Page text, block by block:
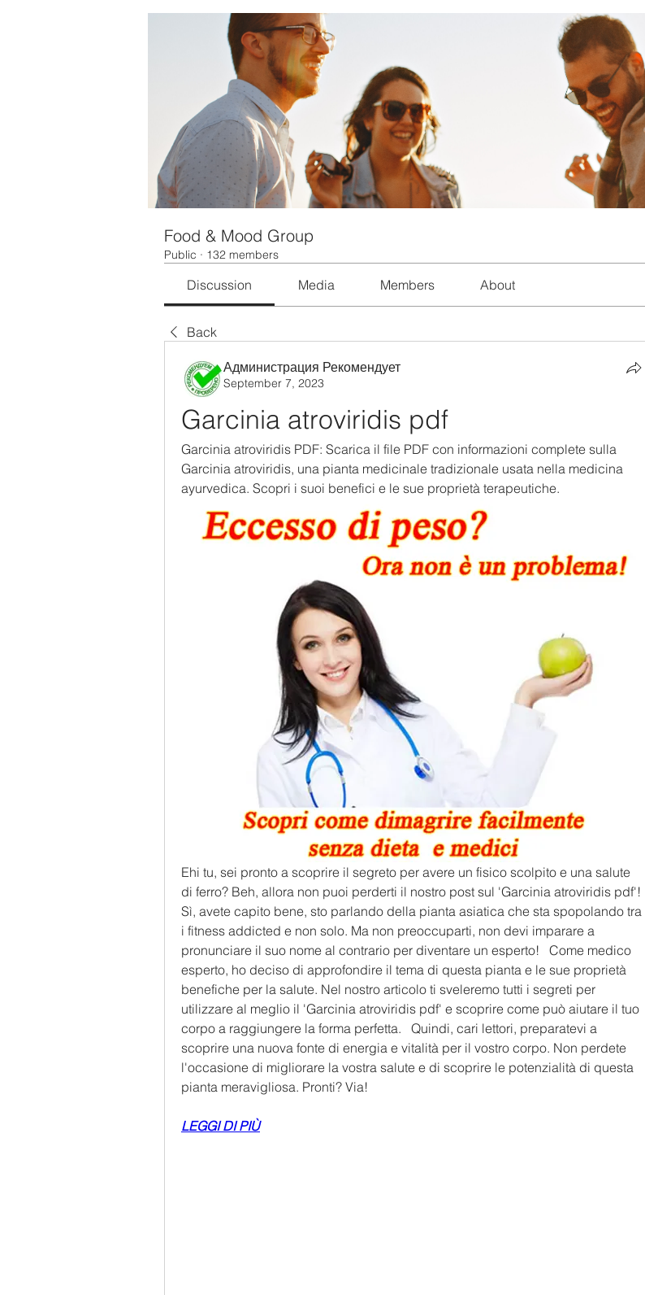
Food & Mood Group
Public · 132 members
Discussion Media Members About
Back
Администрация Рекомендует
September 7, 2023
Garcinia atroviridis pdf
Garcinia atroviridis PDF: Scarica il file PDF con informazioni complete sulla
Garcinia atroviridis, una pianta medicinale tradizionale usata nella medicina
ayurvedica. Scopri i suoi benefici e le sue proprietà terapeutiche.
Ehi tu, sei pronto a scoprire il segreto per avere un fisico scolpito e una salute
di ferro? Beh, allora non puoi perderti il nostro post sul 'Garcinia atroviridis pdf'!
Sì, avete capito bene, sto parlando della pianta asiatica che sta spopolando tra
i fitness addicted e non solo. Ma non preoccuparti, non devi imparare a
pronunciare il suo nome al contrario per diventare un esperto!   Come medico
esperto, ho deciso di approfondire il tema di questa pianta e le sue proprietà
benefiche per la salute. Nel nostro articolo ti sveleremo tutti i segreti per
utilizzare al meglio il 'Garcinia atroviridis pdf' e scoprire come può aiutare il tuo
corpo a raggiungere la forma perfetta.   Quindi, cari lettori, preparatevi a
scoprire una nuova fonte di energia e vitalità per il vostro corpo. Non perdete
l'occasione di migliorare la vostra salute e di scoprire le potenzialità di questa
pianta meravigliosa. Pronti? Via!
LEGGI DI PIÙ